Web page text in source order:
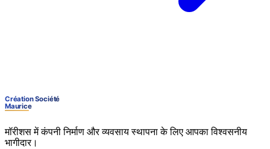
मॉरीशस में कंपनी निर्माण और व्यवसाय स्थापना के लिए आपका विश्वसनीय
भागीदार।